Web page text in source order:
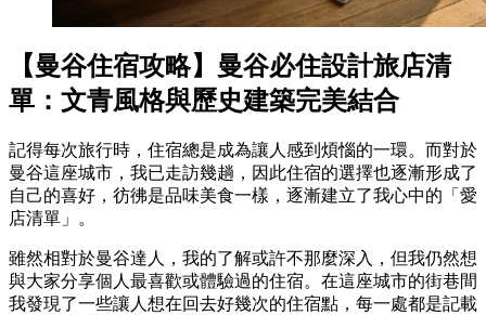
【曼谷住宿攻略】曼谷必住設計旅店清
單：文青風格與歷史建築完美結合
記得每次旅行時，住宿總是成為讓人感到煩惱的一環。而對於
曼谷這座城市，我已走訪幾趟，因此住宿的選擇也逐漸形成了
自己的喜好，彷彿是品味美食一樣，逐漸建立了我心中的「愛
店清單」。
雖然相對於曼谷達人，我的了解或許不那麼深入，但我仍然想
與大家分享個人最喜歡或體驗過的住宿。在這座城市的街巷間
我發現了一些讓人想在回去好幾次的住宿點，每一處都是記載